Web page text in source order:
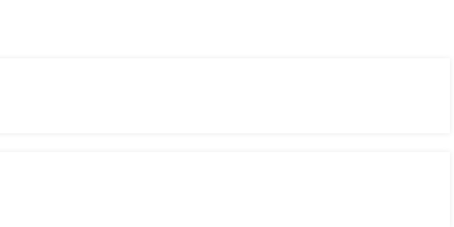
sans complications.
du marché.
des plateformes et des dApps.